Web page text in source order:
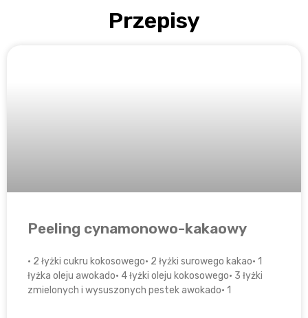
Przepisy
Peeling cynamonowo-kakaowy
• 2 łyżki cukru kokosowego• 2 łyżki surowego kakao• 1
łyżka oleju awokado• 4 łyżki oleju kokosowego• 3 łyżki
zmielonych i wysuszonych pestek awokado• 1